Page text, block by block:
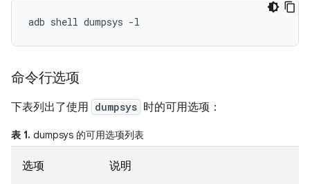
命令行选项
下表列出了使用 dumpsys 时的可用选项：
表 1. dumpsys 的可用选项列表
选项 说明